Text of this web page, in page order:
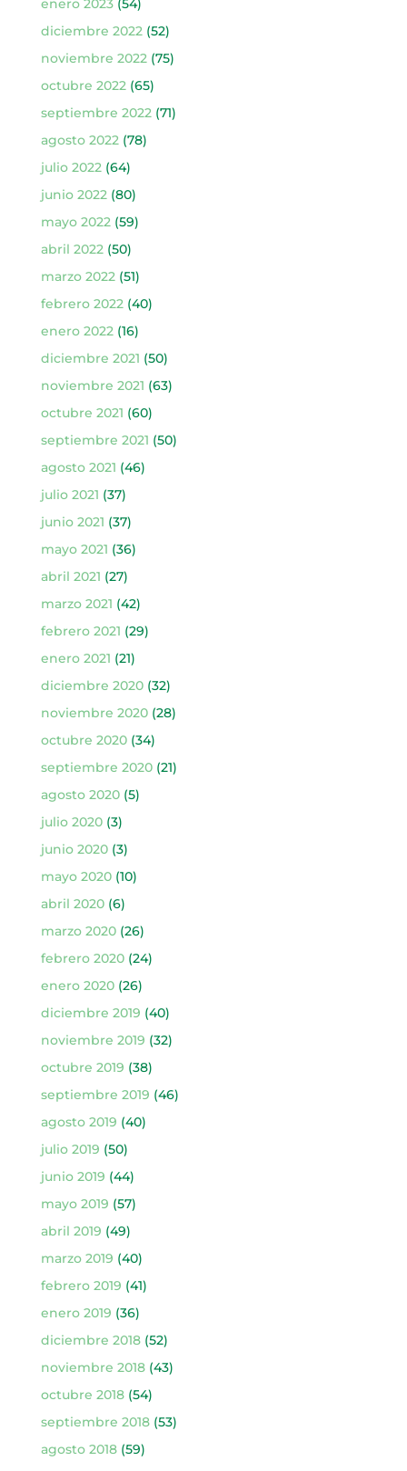
enero 2023(54)
diciembre 2022(52)
noviembre 2022(75)
octubre 2022(65)
septiembre 2022(71)
agosto 2022(78)
julio 2022(64)
junio 2022(80)
mayo 2022(59)
abril 2022(50)
marzo 2022(51)
febrero 2022(40)
enero 2022(16)
diciembre 2021 (50)
noviembre 2021 (63)
octubre 2021 (60)
septiembre 2021 (50)
agosto 2021 (46)
julio 2021 (37)
junio 2021 (37)
mayo 2021 (36)
abril 2021 (27)
marzo 2021 (42)
febrero 2021 (29)
enero 2021 (21)
diciembre 2020(32)
noviembre 2020(28)
octubre 2020(34)
septiembre 2020(21)
agosto 2020(5)
julio 2020(3)
junio 2020(3)
mayo 2020(10)
abril 2020(6)
marzo 2020(26)
febrero 2020(24)
enero 2020(26)
diciembre 2019 (40)
noviembre 2019 (32)
octubre 2019 (38)
septiembre 2019 (46)
agosto 2019 (40)
julio 2019 (50)
junio 2019 (44)
mayo 2019 (57)
abril 2019 (49)
marzo 2019 (40)
febrero 2019 (41)
enero 2019 (36)
diciembre 2018(52)
noviembre 2018(43)
octubre 2018(54)
septiembre 2018(53)
agosto 2018(59)